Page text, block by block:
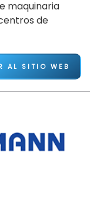
maquinaria
de
AL SITIO WEB